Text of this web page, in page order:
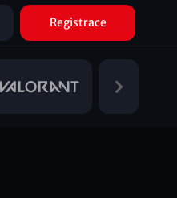
Registrace